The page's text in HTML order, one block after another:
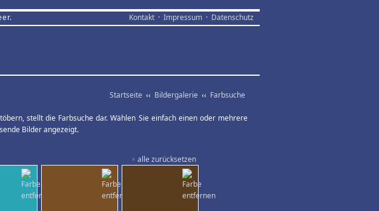
Kontakt · Impressum · Datenschutz
Startseite ‹‹ Bildergalerie ‹‹ Farbsuche
stellt die Farbsuche dar. Wählen Sie einfach einen oder mehrere
Bilder angezeigt.
× alle zurücksetzen